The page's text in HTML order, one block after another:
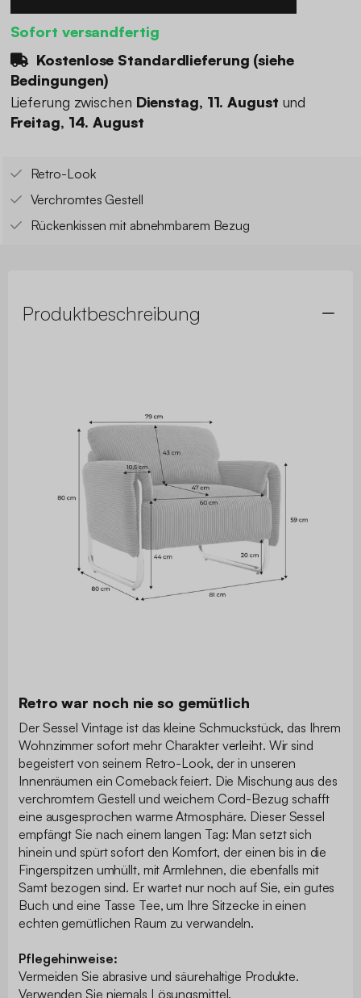
Sofort versandfertig
Kostenlose Standardlieferung (siehe
Bedingungen)
Lieferung zwischen Dienstag, 11. August und
Freitag, 14. August
Retro-Look
Verchromtes Gestell
Rückenkissen mit abnehmbarem Bezug
Produktbeschreibung
Retro war noch nie so gemütlich
Der Sessel Vintage ist das kleine Schmuckstück, das Ihrem
Wohnzimmer sofort mehr Charakter verleiht. Wir sind
begeistert von seinem Retro-Look, der in unseren
Innenräumen ein Comeback feiert. Die Mischung aus des
verchromtem Gestell und weichem Cord-Bezug schafft
eine ausgesprochen warme Atmosphäre. Dieser Sessel
empfängt Sie nach einem langen Tag: Man setzt sich
hinein und spürt sofort den Komfort, der einen bis in die
Fingerspitzen umhüllt, mit Armlehnen, die ebenfalls mit
Samt bezogen sind. Er wartet nur noch auf Sie, ein gutes
Buch und eine Tasse Tee, um Ihre Sitzecke in einen
echten gemütlichen Raum zu verwandeln.
Pflegehinweise:
Vermeiden Sie abrasive und säurehaltige Produkte.
Verwenden Sie niemals Lösungsmittel.